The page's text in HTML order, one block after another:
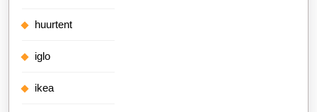
huurtent
iglo
ikea